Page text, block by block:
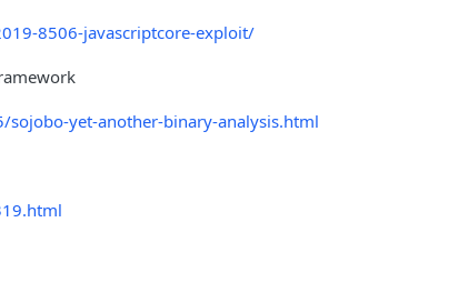
8506-javascriptcore-exploit/
yet-another-binary-analysis.html